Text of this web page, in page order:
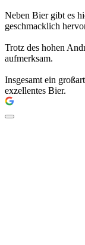
Neben Bier gibt es
geschmacklich
Trotz des hohen
aufmerksam.
Insgesamt ein
exzellentes Bier.